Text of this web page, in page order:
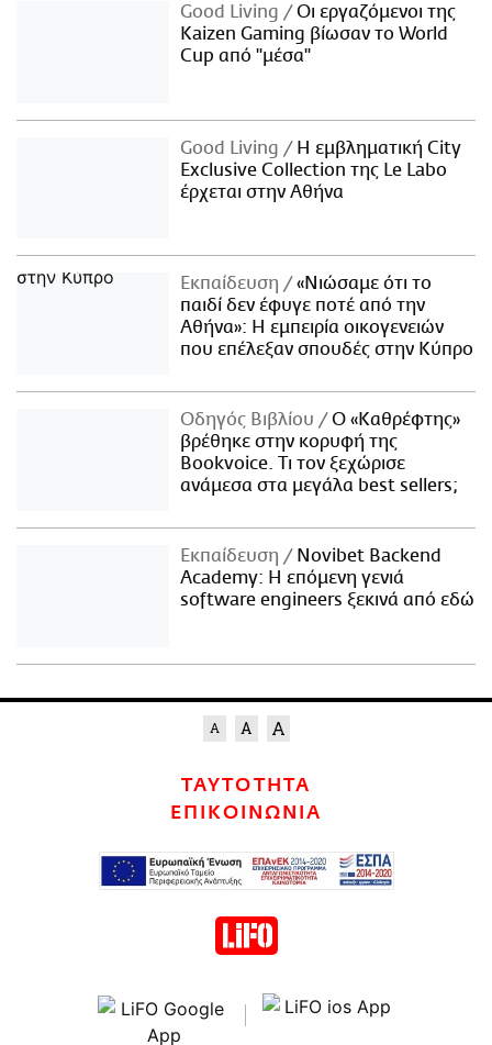
Good Living
Οι εργαζόμενοι της
Kaizen Gaming βίωσαν το World
Cup από "μέσα"
Good Living
Η εμβληματική City
Exclusive Collection της Le Labo
έρχεται στην Αθήνα
Εκπαίδευση
«Νιώσαμε ότι το
παιδί δεν έφυγε ποτέ από την
Αθήνα»: Η εμπειρία οικογενειών
που επέλεξαν σπουδές στην Κύπρο
Οδηγός Βιβλίου
Ο «Καθρέφτης»
βρέθηκε στην κορυφή της
Bookvoice. Τι τον ξεχώρισε
ανάμεσα στα μεγάλα best sellers;
Εκπαίδευση
Novibet Backend
Academy: Η επόμενη γενιά
software engineers ξεκινά από εδώ
ΤΑΥΤΟΤΗΤΑ
ΕΠΙΚΟΙΝΩΝΙΑ